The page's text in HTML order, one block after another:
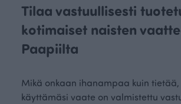
Tilaa vastuullisesti
kotimaiset naisten
Paapiilta
Mikä onkaan ihanampaa kuin
käyttämäsi vaate on valmistettu